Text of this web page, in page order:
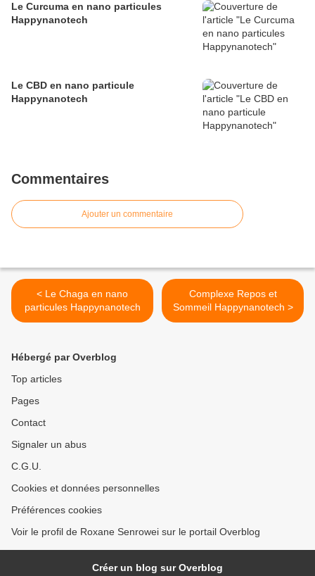
Le Curcuma en nano particules
Happynanotech
Le CBD en nano particule
Happynanotech
Commentaires
Ajouter un commentaire
< Le Chaga en nano
particules Happynanotech
Complexe Repos et
Sommeil Happynanotech >
Hébergé par Overblog
Top articles
Pages
Contact
Signaler un abus
C.G.U.
Cookies et données personnelles
Préférences cookies
Voir le profil de Roxane Senrowei sur le portail Overblog
Créer un blog sur Overblog